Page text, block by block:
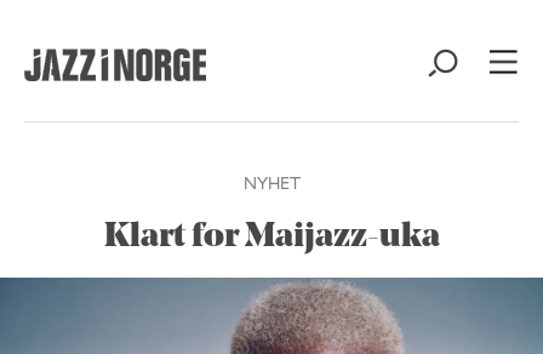
NYHET
Klart for Maijazz-uka